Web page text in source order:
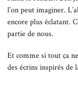
l’on peut imaginer.
encore plus éclatant.
partie de nous.
Et comme si tout ça
des écrins inspirés de